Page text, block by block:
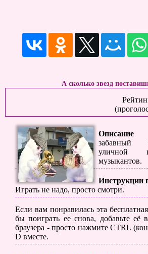
А сколько звезд
Описание
забавный
уличной
музыкантов.
Инструкции
Играть не надо, просто смотри.
Если вам понравилась эта
бы поиграть ее снова, добавьте её
браузера - просто нажмите CTRL
D вместе.